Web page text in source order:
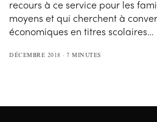
recours à ce service pour les
moyens et qui cherchent à
économiques en titres scolaires…
DÉCEMBRE 2018 7 MINUTES